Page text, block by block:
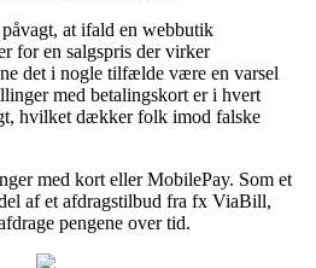
at ifald en webbutik
for en salgspris der virker
det i nogle tilfælde være en varsel
med betalingskort er i hvert
hvilket dækker folk imod falske
med kort eller MobilePay. Som et
af et afdragstilbud fra fx ViaBill,
pengene over tid.